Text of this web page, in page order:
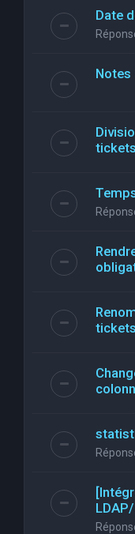
Date
Notes
tickets
tickets